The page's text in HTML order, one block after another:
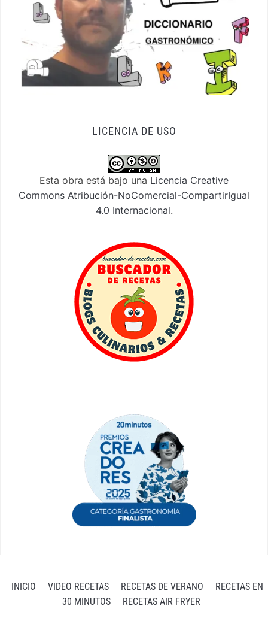
LICENCIA DE USO
Esta obra está bajo una Licencia Creative
Commons Atribución-NoComercial-CompartirIgual
4.0 Internacional.
INICIO VIDEO RECETAS RECETAS DE VERANO
RECETAS EN
30 MINUTOS
RECETAS AIR FRYER